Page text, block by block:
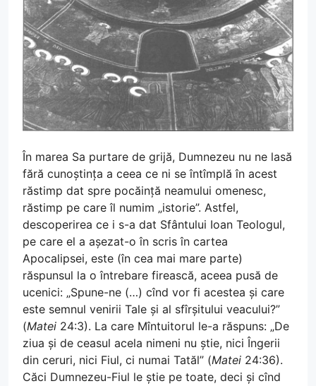
În marea Sa purtare de grijă, Dumnezeu nu ne lasă
fără cunoștința a ceea ce ni se întîmplă în acest
răstimp dat spre pocăință neamului omenesc,
răstimp pe care îl numim „istorie”. Astfel,
descoperirea ce i s-a dat Sfântului Ioan Teologul,
pe care el a așezat-o în scris în cartea
Apocalipsei, este (în cea mai mare parte)
răspunsul la o întrebare firească, aceea pusă de
ucenici: „Spune-ne (…) cînd vor fi acestea și care
este semnul venirii Tale și al sfîrșitului veacului?”
(Matei 24:3). La care Mîntuitorul le-a răspuns: „De
ziua și de ceasul acela nimeni nu știe, nici Îngerii
din ceruri, nici Fiul, ci numai Tatăl” (Matei 24:36).
Căci Dumnezeu-Fiul le știe pe toate, deci și cînd